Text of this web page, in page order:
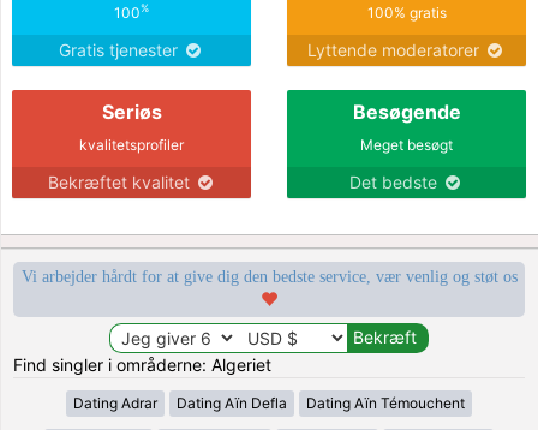
100%
Gratis tjenester
100% gratis
Lyttende moderatorer
Seriøs
kvalitetsprofiler
Bekræftet kvalitet
Besøgende
Meget besøgt
Det bedste
Vi arbejder hårdt for at give dig den bedste service, vær venlig og støt os
Find singler i områderne: Algeriet
Dating Adrar Dating Aïn Defla Dating Aïn Témouchent